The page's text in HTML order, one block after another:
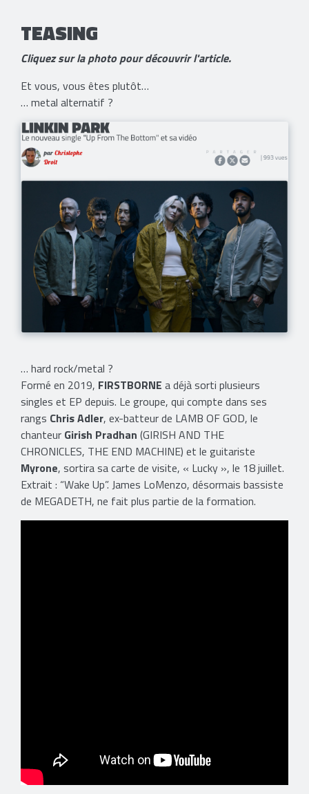
TEASING
Cliquez sur la photo pour découvrir l'article.
Et vous, vous êtes plutôt…
… metal alternatif ?
… hard rock/metal ?
Formé en 2019, FIRSTBORNE a déjà sorti plusieurs
singles et EP depuis. Le groupe, qui compte dans ses
rangs Chris Adler, ex-batteur de LAMB OF GOD, le
chanteur Girish Pradhan (GIRISH AND THE
CHRONICLES, THE END MACHINE) et le guitariste
Myrone, sortira sa carte de visite, « Lucky », le 18 juillet.
Extrait : “Wake Up”. James LoMenzo, désormais bassiste
de MEGADETH, ne fait plus partie de la formation.